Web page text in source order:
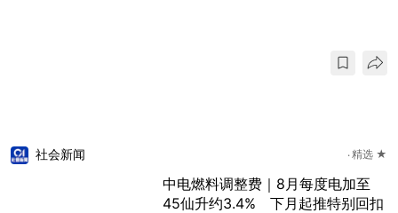
社会新闻 精选 ★
中电燃料调整费｜8月每度电加至
45仙升约3.4% 下月起推特别回扣